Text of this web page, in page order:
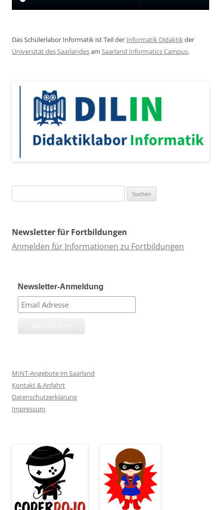
Das Schülerlabor Informatik ist Teil der Informatik Didaktikder
Universität des Saarlandesam Saarland Informatics Campus.
nach:
Newsletter für Fortbildungen
Anmelden für Informationen zu Fortbildungen
Newsletter-Anmeldung
MINT-Angebote im Saarland
Kontakt & Anfahrt
Datenschutzerklärung
Impressum